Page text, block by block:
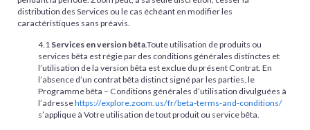
distribution des Services ou le cas échéant en modifier les
caractéristiques sans préavis.
4.1 Services en version bêta.Toute utilisation de produits ou
services bêta est régie par des conditions générales distinctes et
l’utilisation de la version bêta est exclue du présent Contrat. En
l’absence d’un contrat bêta distinct signé par les parties, le
Programme bêta – Conditions générales d’utilisation divulguées à
l’adressehttps://explore.zoom.us/fr/beta-terms-and-conditions/
s’applique à Votre utilisation de tout produit ou service bêta.